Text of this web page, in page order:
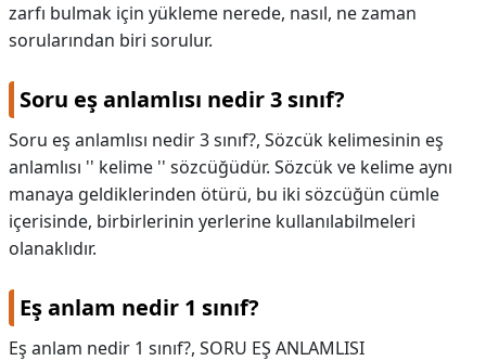
zarfı bulmak için yükleme nerede, nasıl, ne zaman
sorularından biri sorulur.
Soru eş anlamlısı nedir 3 sınıf?
Soru eş anlamlısı nedir 3 sınıf?, Sözcük kelimesinin eş
anlamlısı '' kelime '' sözcüğüdür. Sözcük ve kelime aynı
manaya geldiklerinden ötürü, bu iki sözcüğün cümle
içerisinde, birbirlerinin yerlerine kullanılabilmeleri
olanaklıdır.
Eş anlam nedir 1 sınıf?
Eş anlam nedir 1 sınıf?, SORU EŞ ANLAMLISI